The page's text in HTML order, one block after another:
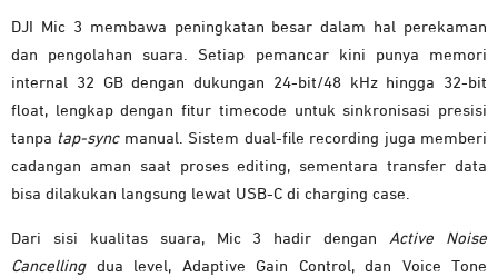
DJI Mic 3 membawa peningkatan besar dalam hal perekaman
dan pengolahan suara. Setiap pemancar kini punya memori
internal 32 GB dengan dukungan 24-bit/48 kHz hingga 32-bit
float, lengkap dengan fitur timecode untuk sinkronisasi presisi
tanpa tap-syncmanual. Sistem dual-file recording juga memberi
cadangan aman saat proses editing, sementara transfer data
bisa dilakukan langsung lewat USB-C di charging case.
Dari sisi kualitas suara, Mic 3 hadir denganActive Noise
Cancellingdua level, Adaptive Gain Control, dan Voice Tone